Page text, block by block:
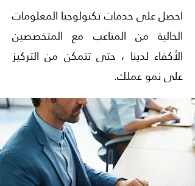
احصل على خدمات تكنولوجيا المعلومات
الخالية من المتاعب مع المتخصصين
الأكفاء لدينا ، حتى تتمكن من التركيز
على نمو عملك.